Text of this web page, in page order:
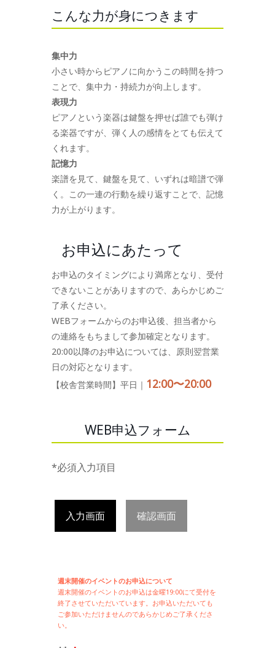
こんな力が身につきます
集中力
小さい時からピアノに向かうこの時間を持つ
ことで、集中力・持続力が向上します。
表現力
ピアノという楽器は鍵盤を押せば誰でも弾け
る楽器ですが、弾く人の感情をとても伝えて
くれます。
記憶力
楽譜を見て、鍵盤を見て、いずれは暗譜で弾
く。この一連の行動を繰り返すことで、記憶
力が上がります。
お申込にあたって
お申込のタイミングにより満席となり、受付
できないことがありますので、あらかじめご
了承ください。
WEBフォームからのお申込後、担当者から
の連絡をもちまして参加確定となります。
20:00以降のお申込については、原則翌営業
日の対応となります。
【校舎営業時間】平日｜ 12:00〜20:00
WEB申込フォーム
*必須入力項目
入力画面 確認画面
週末開催のイベントのお申込について
週末開催のイベントのお申込は金曜19:00にて受付を
終了させていただいています。お申込いただいても
ご参加いただけませんのであらかじめご了承くださ
い。